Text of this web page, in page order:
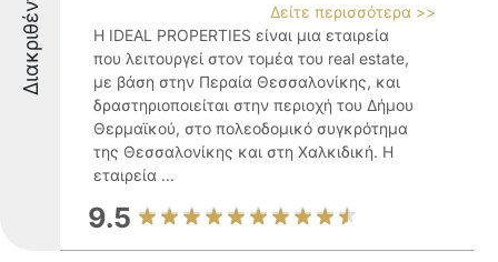
Διακριθέντες
Δείτε περισσότερα >>
Η IDEAL PROPERTIES είναι μια εταιρεία
που λειτουργεί στον τομέα του real estate,
με βάση στην Περαία Θεσσαλονίκης, και
δραστηριοποιείται στην περιοχή του Δήμου
Θερμαϊκού, στο πολεοδομικό συγκρότημα
της Θεσσαλονίκης και στη Χαλκιδική. Η
εταιρεία ...
9.5